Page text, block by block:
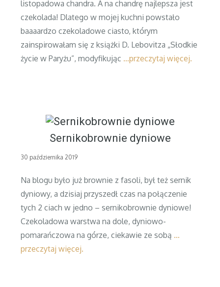
listopadowa chandra. A na chandrę najlepsza jest
czekolada! Dlatego w mojej kuchni powstało
baaaardzo czekoladowe ciasto, którym
zainspirowałam się z książki D. Lebovitza „Słodkie
życie w Paryżu”, modyfikując …przeczytaj więcej.
Sernikobrownie dyniowe
Posted
30 października 2019
Na blogu było już brownie z fasoli, był też sernik
dyniowy, a dzisiaj przyszedł czas na połączenie
tych 2 ciach w jedno – sernikobrownie dyniowe!
Czekoladowa warstwa na dole, dyniowo-
pomarańczowa na górze, ciekawie ze sobą …
przeczytaj więcej.